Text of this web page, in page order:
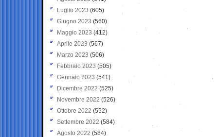
Luglio 2023 (605)
Giugno 2023 (560)
Maggio 2023 (412)
Aprile 2023 (567)
Marzo 2023 (506)
Febbraio 2023 (505)
Gennaio 2023 (541)
Dicembre 2022 (525)
Novembre 2022 (526)
Ottobre 2022 (552)
Settembre 2022 (584)
Agosto 2022 (584)